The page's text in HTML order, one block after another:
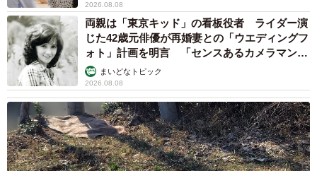
2026.08.08
両親は「東京キッド」の看板役者 ライダー演
じた42歳元俳優が再婚妻との「ウエディングフ
ォト」計画を明言 「センスあるカメラマン求
む」まいどなトピック
2026.08.08